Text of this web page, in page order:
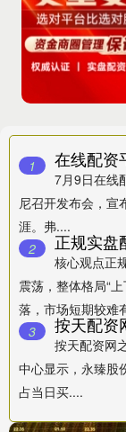
1
7月9日在线
尼召开发布会，宣
涯。弗....
2
核心观点正
震荡，整体格局“
落，市场短期较难
3
按天配资网
中心显示，永臻股
占当日买....